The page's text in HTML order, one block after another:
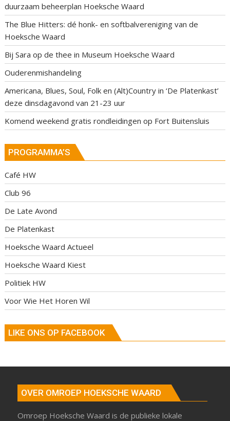
duurzaam beheerplan Hoeksche Waard
The Blue Hitters: dé honk- en softbalvereniging van de
Hoeksche Waard
Bij Sara op de thee in Museum Hoeksche Waard
Ouderenmishandeling
Americana, Blues, Soul, Folk en (Alt)Country in ‘De Platenkast’
deze dinsdagavond van 21-23 uur
Komend weekend gratis rondleidingen op Fort Buitensluis
PROGRAMMA’S
Café HW
Club 96
De Late Avond
De Platenkast
Hoeksche Waard Actueel
Hoeksche Waard Kiest
Politiek HW
Voor Wie Het Horen Wil
LIKE ONS OP FACEBOOK
OVER OMROEP HOEKSCHE WAARD
Omroep Hoeksche Waard is de publieke lokale